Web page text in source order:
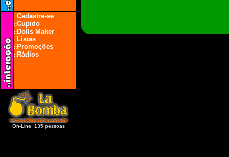
::Cadastre-se
::Cupido
::Dolls Maker
::Listas
::Promoções
::Rádios
On-Line: 135 pessoas